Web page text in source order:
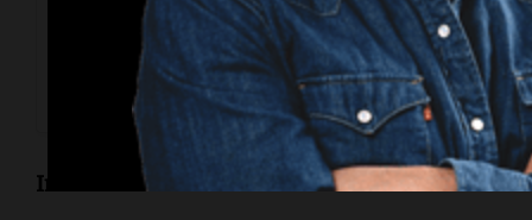
Una publicación compartida por Cadena 3 Rosario
Informe de Matías Arrieta.